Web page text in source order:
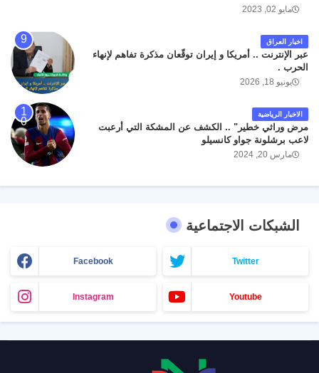
مايو 02, 2023
اخبار العراق
عبر الإنترنت .. أمريكا و إيران توقّعان مذكرة تفاهم لإنهاء
الحرب .
يونيو 18, 2026
الاخبار الرياضية
مرض وراثي خطير" .. الكشف عن المشكة التي أرعبت
لاعب برشلونة جواو كانسيلو
مارس 20, 2024
الشبكات الاجتماعية
Facebook Twitter
Instagram Youtube